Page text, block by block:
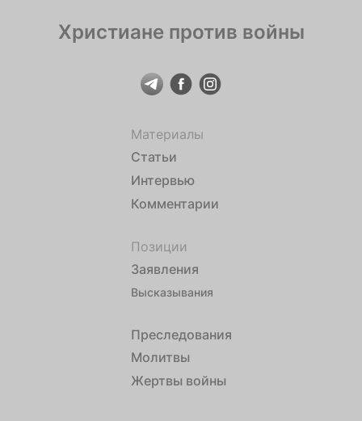
Христиане против войны
Материалы
Статьи
Интервью
Комментарии
Позиции
Заявления
Высказывания
Преследования
Молитвы
Жертвы войны